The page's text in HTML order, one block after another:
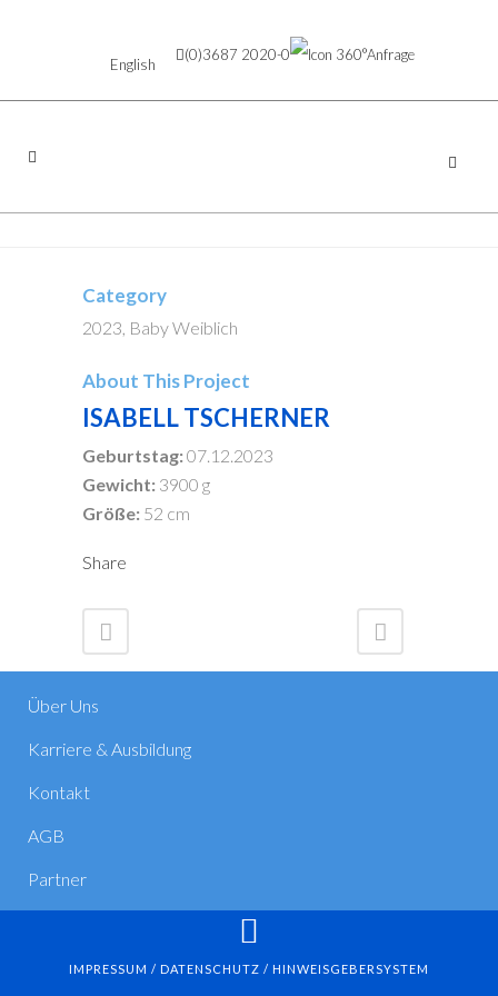
English
(0)3687 2020-0 Anfrage
Category
2023, Baby Weiblich
About This Project
ISABELL TSCHERNER
Geburtstag: 07.12.2023
Gewicht: 3900 g
Größe: 52 cm
Share
Über Uns
Karriere & Ausbildung
Kontakt
AGB
Partner
IMPRESSUM / DATENSCHUTZ / HINWEISGEBERSYSTEM